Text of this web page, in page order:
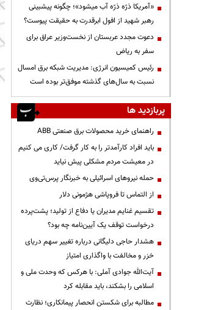
«آمریکا ذرّه ذرّه آب میشود»؛ چگونه پیشبینی
رهبر شهید از افول ابرقدرت به حقیقت پیوست؟
دعوت مجدد عربستان از نخست‌وزیر عراق برای
سفر به ریاض
رئیس کمیسیون انرژی: مدیریت شبکه برق امسال
نسبت به سال‌های گذشته موفق‌تر بوده است
پربازدید ها
راهنمای خرید محصولات برق صنعتی ABB
باید افراد کارآمدتر را به کار گرفت/ کاری می کنیم
در معیشت مردم مشکلی پیش نیاید
حمله نیروهای اسرائیلی به خبرنگار پرس‌تی‌وی
از التماس تا فروپاشی هژمونی دلار
تقسیم غنایم مدیران یا دفاع از تولید؛ پشت‌پرده
درخواست توقف یک آیین‌نامه چه بود؟
هشدار حاجی دلیگانی درباره تغییر سهم دریای
خزر و مخالفت با واگذاری امتیاز
آیت‌الله جوادی آملی: با هرکس که وحدت ملی و
اسلامی را بشکند، باید مقابله کرد
مطالبه برای شکستن انحصار پیمانکاری؛ نظارت